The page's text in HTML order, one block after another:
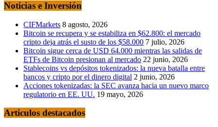
Noticias e Inversión
CIFMarkets 8 agosto, 2026
Bitcoin se recupera y se estabiliza en $62.800: el mercado
cripto deja atrás el susto de los $58.000 7 julio, 2026
Bitcoin sigue cerca de USD 64.000 mientras las salidas de
ETFs de Bitcoin presionan al mercado 22 junio, 2026
Stablecoins vs depósitos tokenizados: la nueva batalla entre
bancos y cripto por el dinero digital 2 junio, 2026
Acciones tokenizadas: la SEC avanza hacia un nuevo marco
regulatorio en EE. UU. 19 mayo, 2026
Articulos destacados